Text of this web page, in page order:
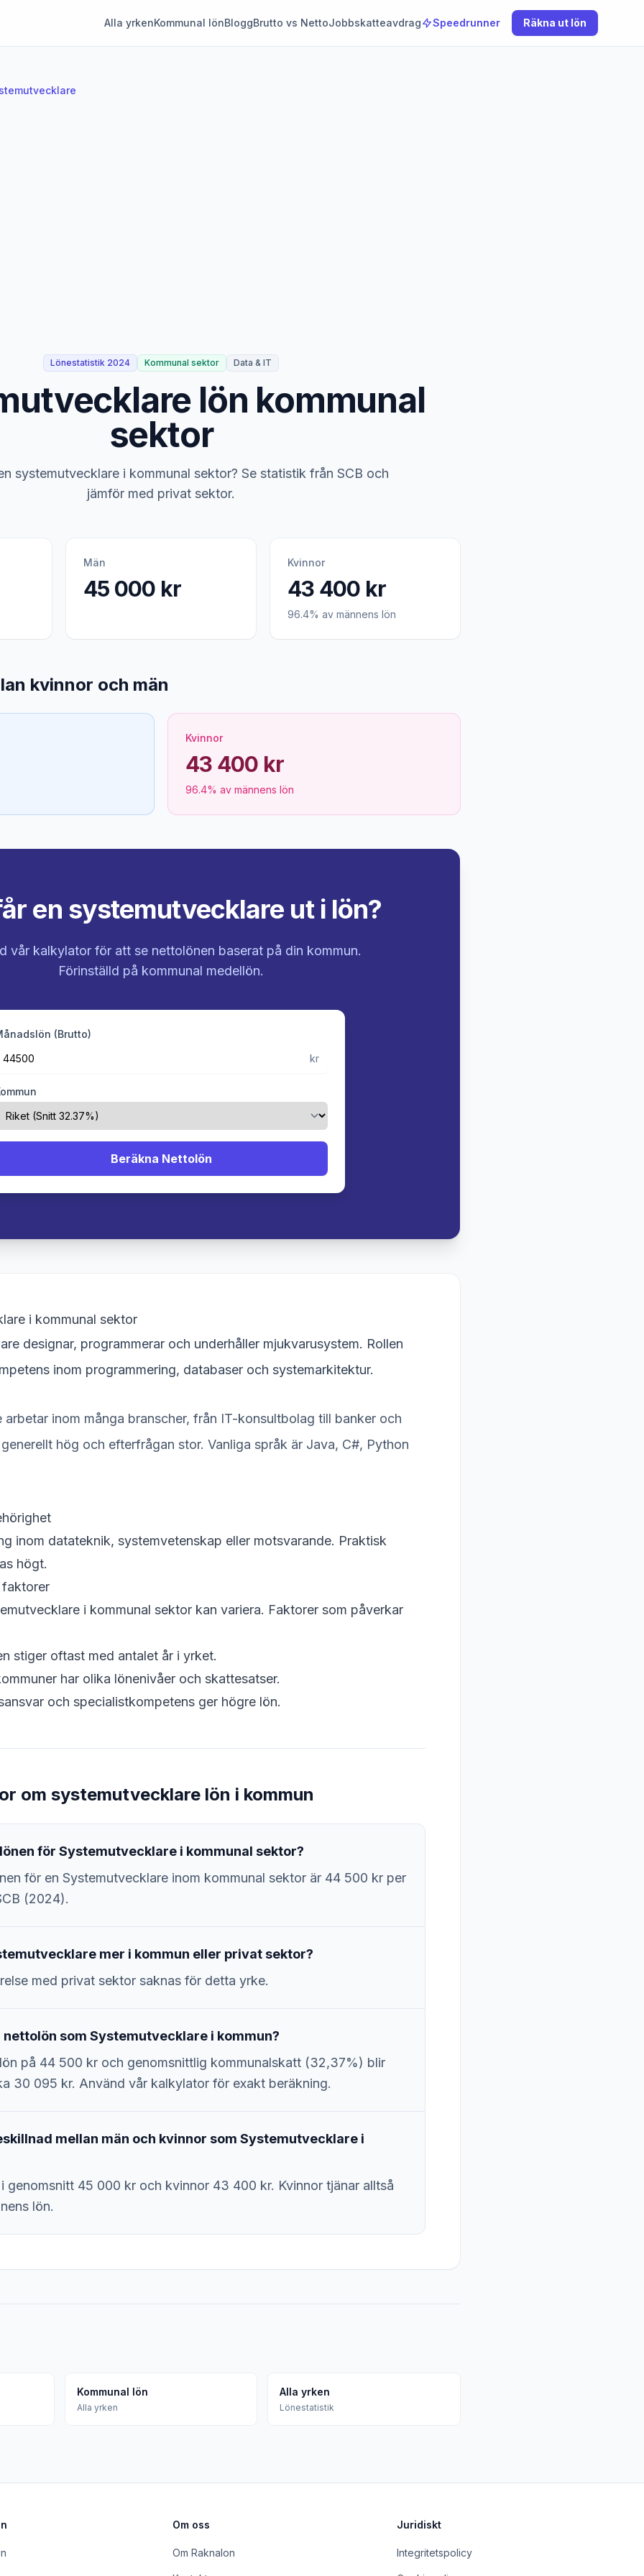
Alla yrkenKommunal lönBloggBrutto vs NettoJobbskatteavdrag Speedrunner Räkna ut lön
Lönestatistik 2024 Kommunal sektor Data & IT
lön kommunal
sektor
systemutvecklare i kommunal sektor? Se statistik från SCB och
jämför med privat sektor.
Män
45 000 kr
Kvinnor
43 400 kr
96.4% av männens lön
kvinnor och män
Kvinnor
43 400 kr
96.4% av männens lön
en systemutvecklare ut i lön?
vår kalkylator för att se nettolönen baserat på din kommun.
Förinställd på kommunal medellön.
(Brutto)
kr
Beräkna Nettolön
i kommunal sektor
designar, programmerar och underhåller mjukvarusystem. Rollen
inom programmering, databaser och systemarkitektur.
arbetar inom många branscher, från IT-konsultbolag till banker och
hög och efterfrågan stor. Vanliga språk är Java, C#, Python
inom datateknik, systemvetenskap eller motsvarande. Praktisk
högt.
i kommunal sektor kan variera. Faktorer som påverkar
stiger oftast med antalet år i yrket.
har olika lönenivåer och skattesatser.
och specialistkompetens ger högre lön.
om systemutvecklare lön i kommun
för Systemutvecklare i kommunal sektor?
för en Systemutvecklare inom kommunal sektor är 44 500 kr per
(2024).
mer i kommun eller privat sektor?
med privat sektor saknas för detta yrke.
nettolön som Systemutvecklare i kommun?
på 44 500 kr och genomsnittlig kommunalskatt (32,37%) blir
30 095 kr. Använd vår kalkylator för exakt beräkning.
mellan män och kvinnor som Systemutvecklare i
genomsnitt 45 000 kr och kvinnor 43 400 kr. Kvinnor tjänar alltså
lön.
Kommunal lön
Alla yrken
Alla yrken
Lönestatistik
Om oss
Om Raknalon
Juridiskt
Integritetspolicy